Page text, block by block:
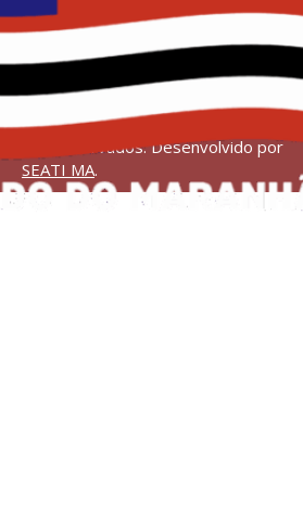
Estadual da Região Tocantina do
reservados. Desenvolvido por
SEATI MA.